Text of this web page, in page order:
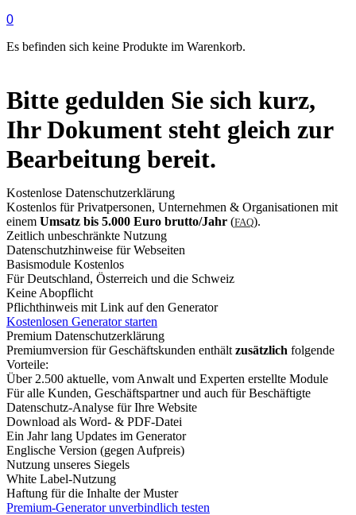
0
Es befinden sich keine Produkte im Warenkorb.
Bitte gedulden Sie sich kurz,
Ihr Dokument steht gleich zur
Bearbeitung bereit.
Kostenlose Datenschutzerklärung
Kostenlos für Privatpersonen, Unternehmen & Organisationen mit
einem Umsatz bis 5.000 Euro brutto/Jahr (FAQ).
Zeitlich unbeschränkte Nutzung
Datenschutzhinweise für Webseiten
Basismodule Kostenlos
Für Deutschland, Österreich und die Schweiz
Keine Abopflicht
Pflichthinweis mit Link auf den Generator
Kostenlosen Generator starten
Premium Datenschutzerklärung
Premiumversion für Geschäftskunden enthält zusätzlich folgende
Vorteile:
Über 2.500 aktuelle, vom Anwalt und Experten erstellte Module
Für alle Kunden, Geschäftspartner und auch für Beschäftigte
Datenschutz-Analyse für Ihre Website
Download als Word- & PDF-Datei
Ein Jahr lang Updates im Generator
Englische Version (gegen Aufpreis)
Nutzung unseres Siegels
White Label-Nutzung
Haftung für die Inhalte der Muster
Premium-Generator unverbindlich testen